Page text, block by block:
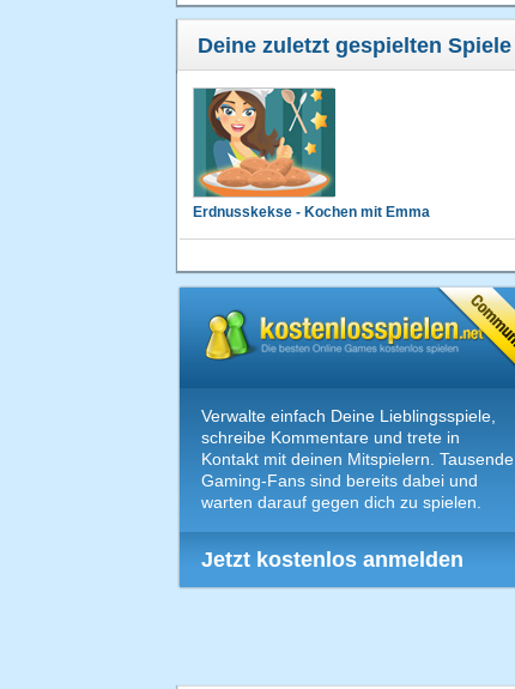
Deine zuletzt gespielten Spiele
Erdnusskekse - Kochen mit Emma
Verwalte einfach Deine Lieblingsspiele,
schreibe Kommentare und trete in
Kontakt mit deinen Mitspielern. Tausende
Gaming-Fans sind bereits dabei und
warten darauf gegen dich zu spielen.
Jetzt kostenlos anmelden